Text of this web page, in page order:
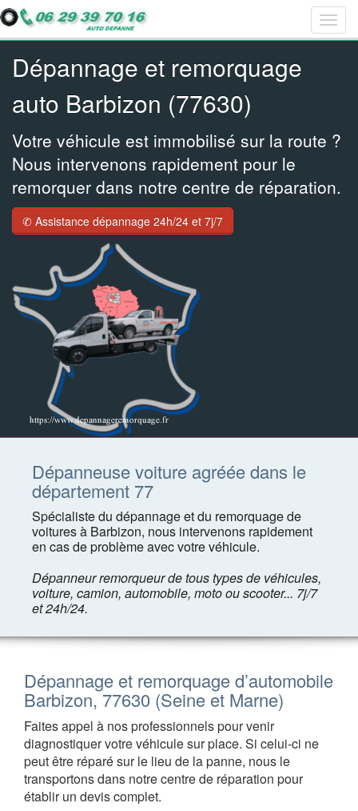
Bar
Bar
Bar
Dépannage et remorquage
auto Barbizon (77630)
Votre véhicule est immobilisé sur la route ?
Nous intervenons rapidement pour le
remorquer dans notre centre de réparation.
✆ Assistance dépannage 24h/24 et 7j/7
Dépanneuse voiture agréée dans le
département 77
Spécialiste du dépannage et du remorquage de
voitures à Barbizon, nous intervenons rapidement
en cas de problème avec votre véhicule.
Dépanneur remorqueur de tous types de véhicules,
voiture, camion, automobile, moto ou scooter... 7j/7
et 24h/24.
Dépannage et remorquage d’automobile
Barbizon, 77630 (Seine et Marne)
Faites appel à nos professionnels pour venir
diagnostiquer votre véhicule sur place. Si celui-ci ne
peut être réparé sur le lieu de la panne, nous le
transportons dans notre centre de réparation pour
établir un devis complet.